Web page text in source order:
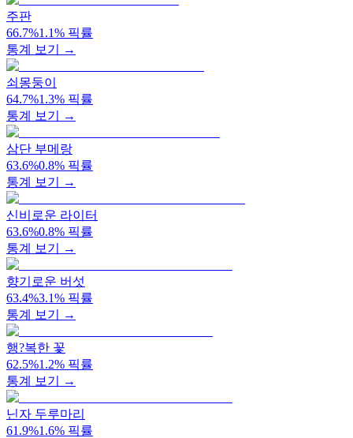
주판
66.7%1.1% 픽률
통계 보기 →
쇠몽둥이
64.7%1.3% 픽률
통계 보기 →
삼단 부메랑
63.6%0.8% 픽률
통계 보기 →
신비로운 라이터
63.6%0.8% 픽률
통계 보기 →
향기로운 버섯
63.4%3.1% 픽률
통계 보기 →
행?복한 꽃
62.5%1.2% 픽률
통계 보기 →
닌자 두루마리
61.9%1.6% 픽률